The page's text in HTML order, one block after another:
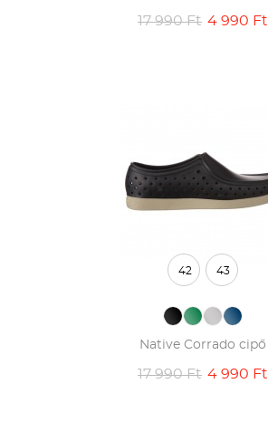
17 990 Ft 4 990 Ft
Native Corrado cipő
17 990 Ft 4 990 Ft
42 43